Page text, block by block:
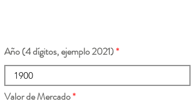
Año (4 dígitos, ejemplo 2021)
Valor de Mercado